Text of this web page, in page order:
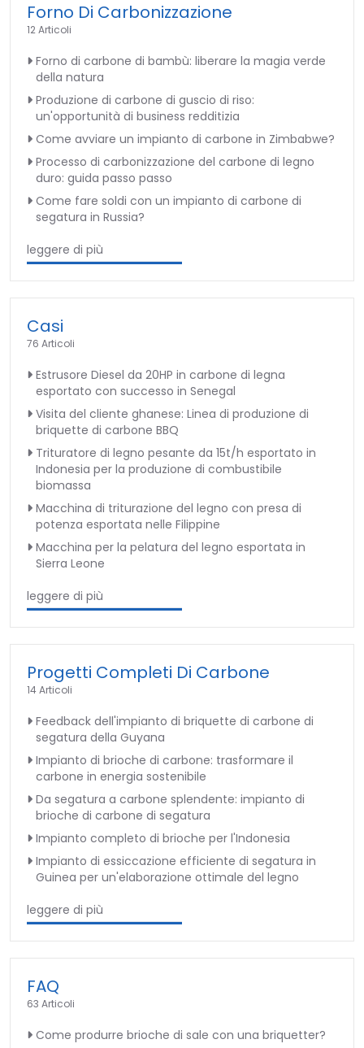
Forno Di Carbonizzazione
12 Articoli
Forno di carbone di bambù: liberare la magia verde
della natura
Produzione di carbone di guscio di riso:
un'opportunità di business redditizia
Come avviare un impianto di carbone in Zimbabwe?
Processo di carbonizzazione del carbone di legno
duro: guida passo passo
Come fare soldi con un impianto di carbone di
segatura in Russia?
leggere di più
Casi
76 Articoli
Estrusore Diesel da 20HP in carbone di legna
esportato con successo in Senegal
Visita del cliente ghanese: Linea di produzione di
briquette di carbone BBQ
Trituratore di legno pesante da 15t/h esportato in
Indonesia per la produzione di combustibile
biomassa
Macchina di triturazione del legno con presa di
potenza esportata nelle Filippine
Macchina per la pelatura del legno esportata in
Sierra Leone
leggere di più
Progetti Completi Di Carbone
14 Articoli
Feedback dell'impianto di briquette di carbone di
segatura della Guyana
Impianto di brioche di carbone: trasformare il
carbone in energia sostenibile
Da segatura a carbone splendente: impianto di
brioche di carbone di segatura
Impianto completo di brioche per l'Indonesia
Impianto di essiccazione efficiente di segatura in
Guinea per un'elaborazione ottimale del legno
leggere di più
FAQ
63 Articoli
Come produrre brioche di sale con una briquetter?